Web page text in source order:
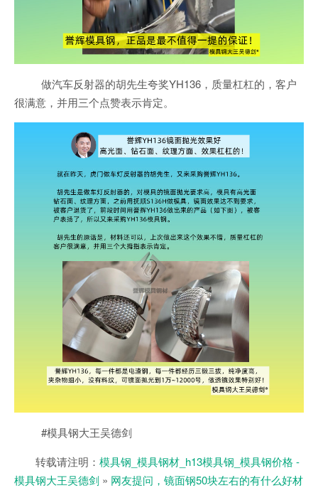
做汽车反射器的胡先生夸奖YH136，质量杠杠的，客户
很满意，并用三个点赞表示肯定。
#模具钢大王吴德剑
转载请注明： 模具钢_模具钢材_h13模具钢_模具钢价格 -
模具钢大王吴德剑 » 网友提问，镜面钢50块左右的有什么好材